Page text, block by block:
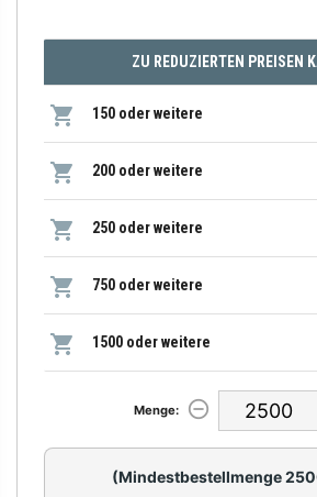
ZU REDUZIERTEN PREISEN
150 oder weitere
200 oder weitere
250 oder weitere
750 oder weitere
1500 oder weitere
Menge:
(Mindestbestellmenge